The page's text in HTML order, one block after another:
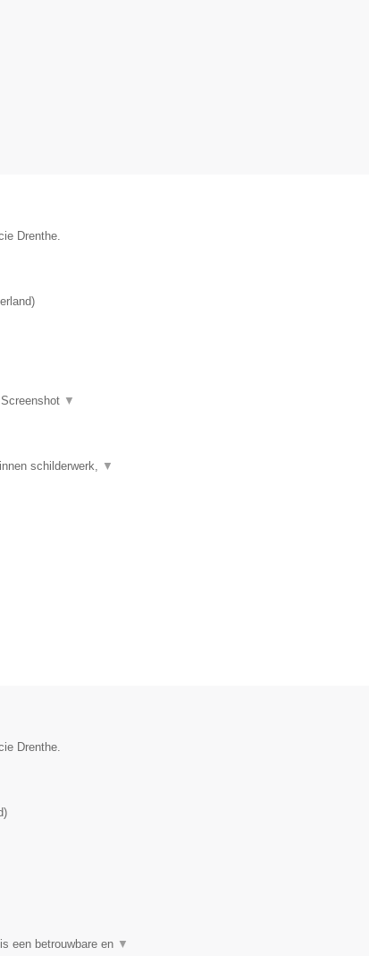
Drenthe.
)
Screenshot ▼
schilderwerk, ▼
Drenthe.
)
een betrouwbare en ▼